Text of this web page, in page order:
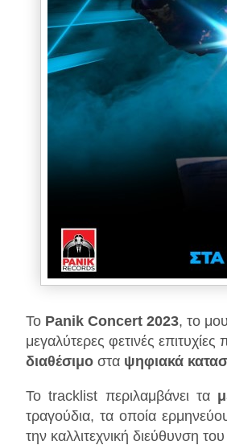
Το Panik Concert 2023, το
μεγαλύτερες φετινές
διαθέσιμο στα ψηφιακά
Το tracklist περιλαμβάνει τα
τραγούδια, τα οποία
την καλλιτεχνική διεύθυνση